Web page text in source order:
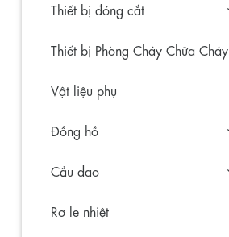
Thiết bị đóng cắt
Thiết bị Phòng Cháy Chữa Cháy
Vật liệu phụ
Đồng hồ
Cầu dao
Rơ le nhiệt